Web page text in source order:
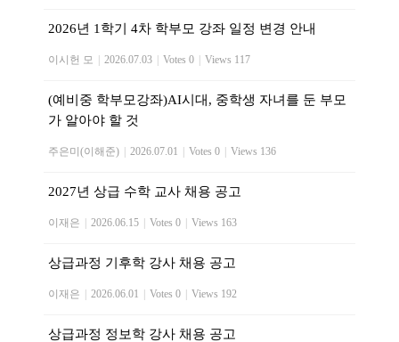
2026년 1학기 4차 학부모 강좌 일정 변경 안내
이시헌 모 | 2026.07.03 | Votes 0 | Views 117
(예비중 학부모강좌)AI시대, 중학생 자녀를 둔 부모
가 알아야 할 것
주은미(이해준) | 2026.07.01 | Votes 0 | Views 136
2027년 상급 수학 교사 채용 공고
이재은 | 2026.06.15 | Votes 0 | Views 163
상급과정 기후학 강사 채용 공고
이재은 | 2026.06.01 | Votes 0 | Views 192
상급과정 정보학 강사 채용 공고